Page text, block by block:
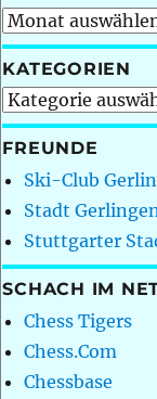
Archiv
KATEGORIEN
Kategorien
FREUNDE
Ski-Club
Stadt
Stuttgarter
SCHACH IM
Chess Tigers
Chess.Com
Chessbase